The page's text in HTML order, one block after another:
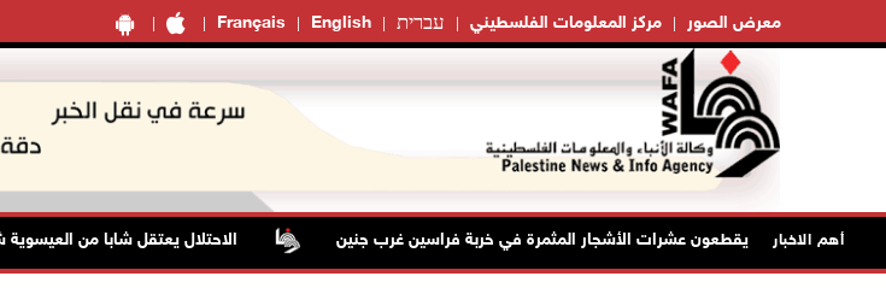
Français English עברית مركز المعلومات الفلسطيني معرض الصور
أهم الاخبار
مستعمرون يقطعون عشرات الأشجار المثمرة في خربة فراسين غرب جنين الاحتلال يعتقل شابا من العيسوية